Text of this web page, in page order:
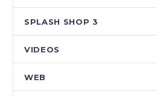
SPLASH SHOP 3
VIDEOS
WEB